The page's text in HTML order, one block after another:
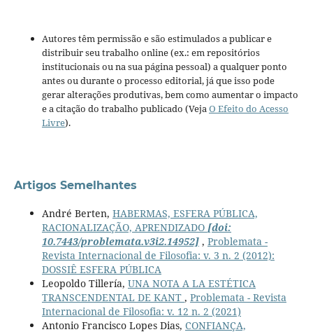
Autores têm permissão e são estimulados a publicar e
distribuir seu trabalho online (ex.: em repositórios
institucionais ou na sua página pessoal) a qualquer ponto
antes ou durante o processo editorial, já que isso pode
gerar alterações produtivas, bem como aumentar o impacto
e a citação do trabalho publicado (VejaO Efeito do Acesso
Livre).
Artigos Semelhantes
André Berten, HABERMAS, ESFERA PÚBLICA,
RACIONALIZAÇÃO, APRENDIZADO [doi:
10.7443/problemata.v3i2.14952], Problemata -
Revista Internacional de Filosofia: v. 3 n. 2 (2012):
DOSSIÊ ESFERA PÚBLICA
Leopoldo Tillería, UNA NOTA A LA ESTÉTICA
TRANSCENDENTAL DE KANT , Problemata - Revista
Internacional de Filosofia: v. 12 n. 2 (2021)
Antonio Francisco Lopes Dias, CONFIANÇA,